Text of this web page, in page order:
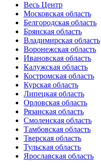
Весь Центр
Московская область
Белгородская область
Брянская область
Владимирская область
Воронежская область
Ивановская область
Калужская область
Костромская область
Курская область
Липецкая область
Орловская область
Рязанская область
Смоленская область
Тамбовская область
Тверская область
Тульская область
Ярославская область